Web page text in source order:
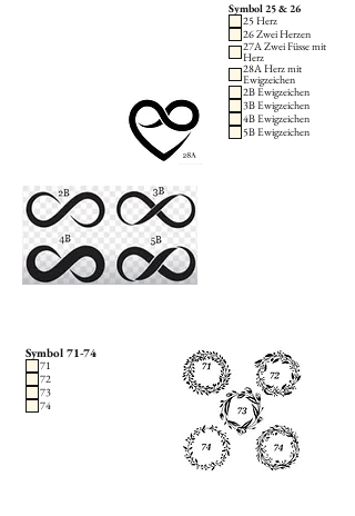
Symbol 25 & 26
25 Herz
26 Zwei Herzen
27A Zwei Füsse mit
Herz
28A Herz mit
Ewigzeichen
2B Ewigzeichen
3B Ewigzeichen
4B Ewigzeichen
5B Ewigzeichen
Symbol 71-74
71
72
73
74